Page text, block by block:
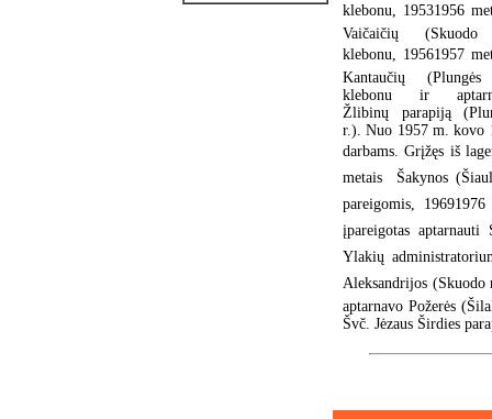
klebonu, 19531956
Vaičaičių
klebonu, 19561957
Kantaučių
klebonu ir
Žlibinų parapiją
r.). Nuo 1957 m. kovo
darbams. Grįžęs iš
metais  Šakynos
pareigomis,
įpareigotas aptarnauti
Ylakių
Aleksandrijos (Skuodo
aptarnavo Požerės
Švč. Jėzaus Širdies